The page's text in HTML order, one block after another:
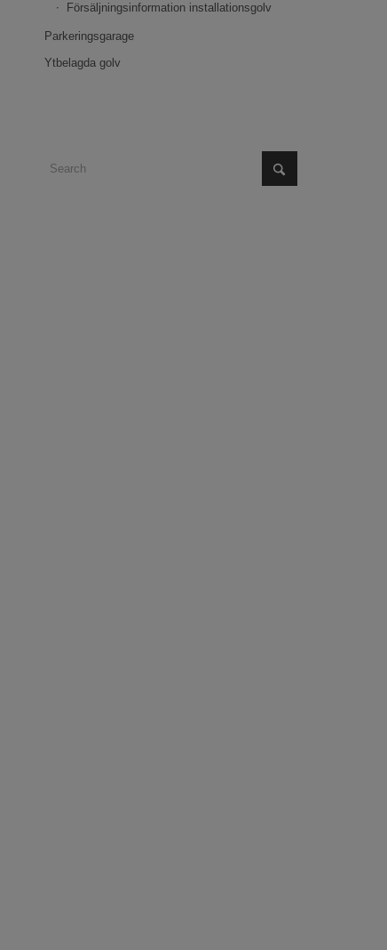
Försäljningsinformation installationsgolv
Parkeringsgarage
Ytbelagda golv